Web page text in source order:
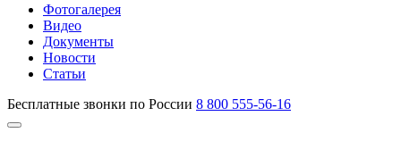
Фотогалерея
Видео
Документы
Новости
Статьи
Бесплатные звонки по России 8 800 555-56-16